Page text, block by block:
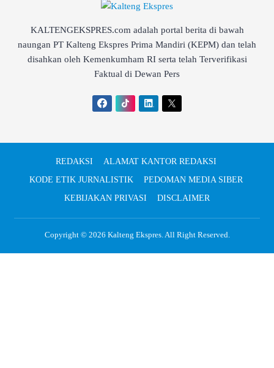
KALTENGEKSPRES.com adalah portal berita di bawah
naungan PT Kalteng Ekspres Prima Mandiri (KEPM) dan telah
disahkan oleh Kemenkumham RI serta telah Terverifikasi
Faktual di Dewan Pers
REDAKSI
ALAMAT KANTOR REDAKSI
KODE ETIK JURNALISTIK
PEDOMAN MEDIA SIBER
KEBIJAKAN PRIVASI
DISCLAIMER
Copyright © 2026 Kalteng Ekspres. All Right Reserved.